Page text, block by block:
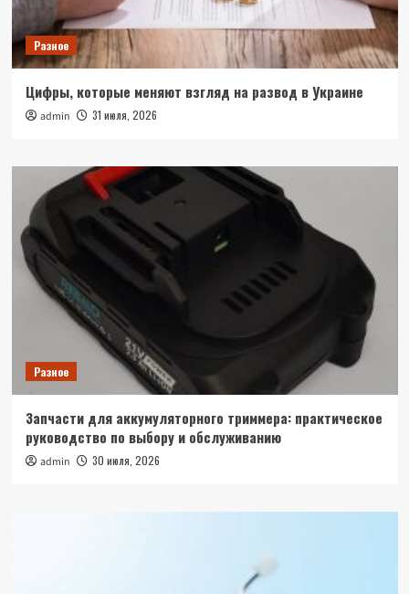
Разное
Цифры, которые меняют взгляд на развод в Украине
admin 31 июля, 2026
Разное
Запчасти для аккумуляторного триммера: практическое
руководство по выбору и обслуживанию
admin 30 июля, 2026